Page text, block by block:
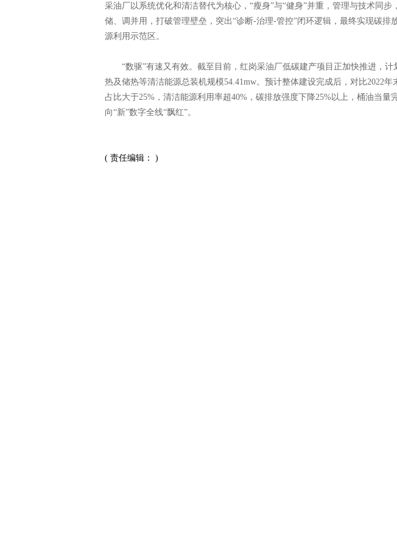
采油厂以系统优化和清洁替代为核心，“瘦身”与“健身”并重，管理与技术同步
储、调并用，打破管理壁垒，突出“诊断-治理-管控”闭环逻辑，最终实现碳排
源利用示范区。
“数驱”有速又有效。截至目前，红岗采油厂低碳建产项目正加快推进，计
热及储热等清洁能源总装机规模54.41mw。预计整体建设完成后，对比2022
占比大于25%，清洁能源利用率超40%，碳排放强度下降25%以上，桶油当量
向“新”数字全线“飘红”。
( 责任编辑： )